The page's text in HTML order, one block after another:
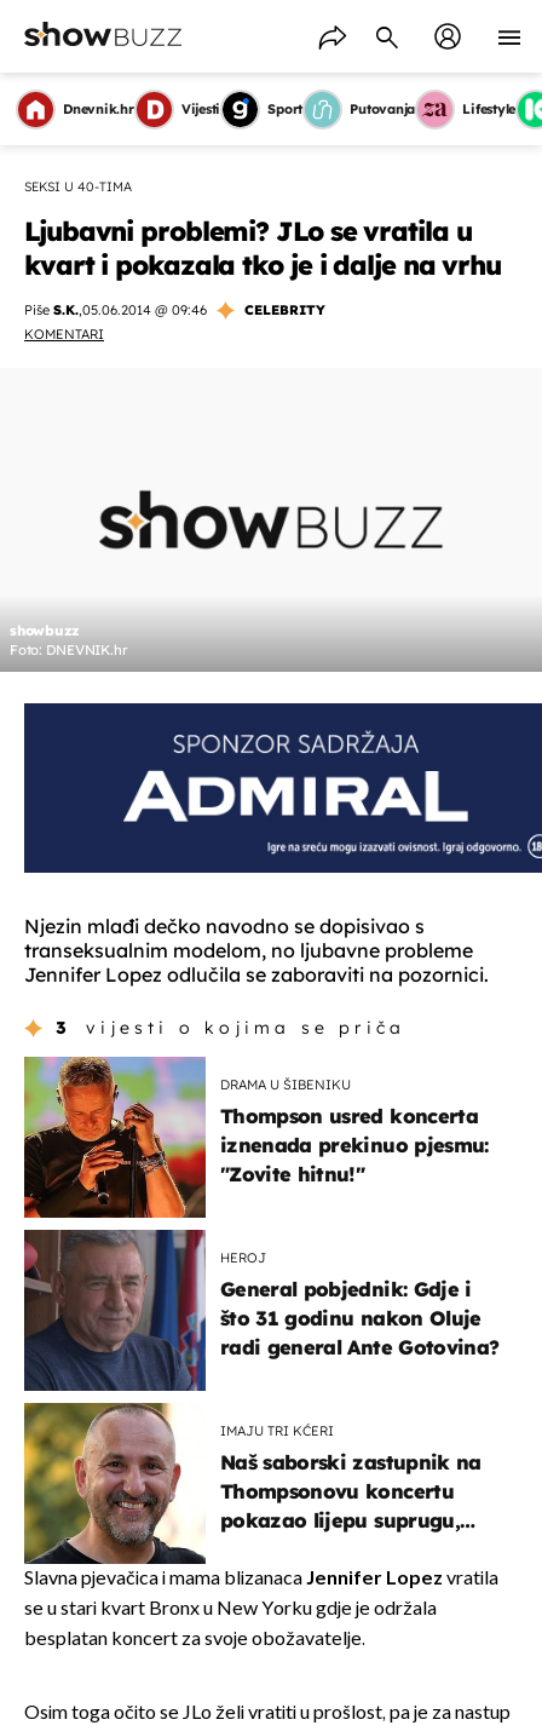
Dnevnik.hr Vijesti Sport Putovanja Lifestyle
SEKSI U 40-TIMA
Ljubavni problemi? JLo se vratila u
kvart i pokazala tko je i dalje na vrhu
Piše S.K.,05.06.2014 @ 09:46
CELEBRITY
KOMENTARI
showbuzz
Foto: DNEVNIK.hr
Njezin mlađi dečko navodno se dopisivao s
transeksualnim modelom, no ljubavne probleme
Jennifer Lopez odlučila se zaboraviti na pozornici.
3 vijesti o kojima se priča
DRAMA U ŠIBENIKU
Thompson usred koncerta
iznenada prekinuo pjesmu:
"Zovite hitnu!"
HEROJ
General pobjednik: Gdje i
što 31 godinu nakon Oluje
radi general Ante Gotovina?
IMAJU TRI KĆERI
Naš saborski zastupnik na
Thompsonovu koncertu
pokazao lijepu suprugu,
javnost
Slavna pjevačica i mama blizanacaJennifer Lopez vratila
se u stari kvart Bronx u New Yorku gdje je održala
besplatan koncert za svoje obožavatelje.
Osim toga očito se JLo želi vratiti u prošlost, pa je za nastup